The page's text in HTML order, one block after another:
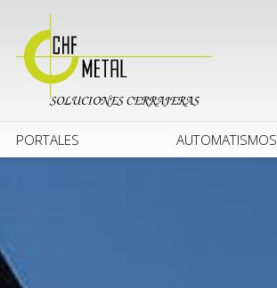
PORTALES AUTOMATISMOS